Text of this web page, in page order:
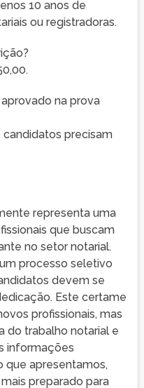
10 anos de
ou registradoras.
na prova
candidatos precisam
representa uma
que buscam
no setor notarial.
processo seletivo
devem se
Este certame
profissionais, mas
do trabalho notarial e
informações
que apresentamos,
preparado para